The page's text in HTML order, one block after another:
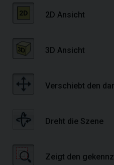
2D Ansicht
3D Ansicht
Verschiebt den
Dreht die Szene
Zeigt den